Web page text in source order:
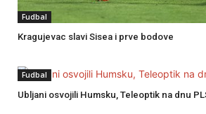
Fudbal
Kragujevac slavi Sisea i prve bodove
Fudbal
Ubljani osvojili Humsku, Teleoptik na dnu